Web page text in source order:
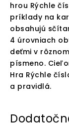
hrou Rýchle
príklady na
obsahujú
4 úrovniach
deťmi v
písmeno.
Hra Rýchle
a pravidlá.